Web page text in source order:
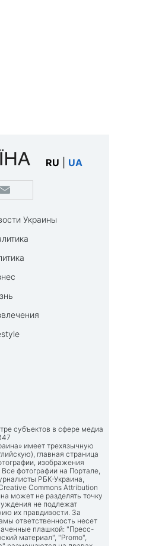
RU UA
Украины
субъектов в сфере медиа
имеет трехязычную
главная страница
изображения
фотографии на Портале,
РБК-Украина,
Commons Attribution
может не разделять точку
не подлежат
их правдивости. За
ответственность несет
плашкой: "Пресс-
материал", "Promo",